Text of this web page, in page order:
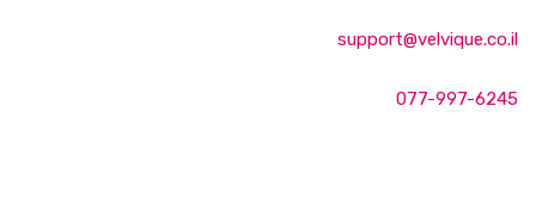
support@velvique.co.il
077-997-6245